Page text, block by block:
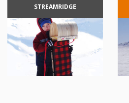
STREAMRIDGE